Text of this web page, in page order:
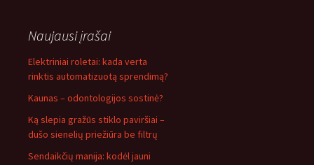
Naujausi įrašai
Elektriniai roletai: kada verta
rinktis automatizuotą sprendimą?
Kaunas – odontologijos sostinė?
Ką slepia gražūs stiklo paviršiai –
dušo sienelių priežiūra be filtrų
Sendaikčių manija: kodėl jauni